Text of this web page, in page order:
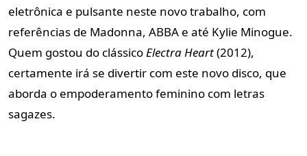
eletrônica e pulsante neste novo trabalho, com
referências de Madonna, ABBA e até Kylie Minogue.
Quem gostou do clássicoElectra Heart(2012),
certamente irá se divertir com este novo disco, que
aborda o empoderamento feminino com letras
sagazes.